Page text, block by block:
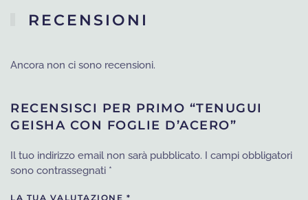
€65.€35.
RECENSIONI
Ancora non ci sono recensioni.
RECENSISCI PER PRIMO “TENUGUI
GEISHA CON FOGLIE D’ACERO”
Il tuo indirizzo email non sarà pubblicato. I campi obbligatori
sono contrassegnati *
LA TUA VALUTAZIONE *